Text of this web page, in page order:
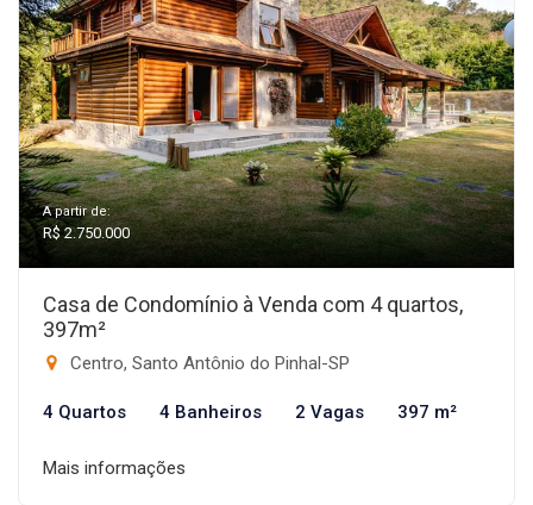
A partir de:
R$ 2.750.000
Casa de Condomínio à Venda com 4 quartos,
397m²
Centro, Santo Antônio do Pinhal-SP
4 Quartos 4 Banheiros 2 Vagas 397 m²
Mais informações